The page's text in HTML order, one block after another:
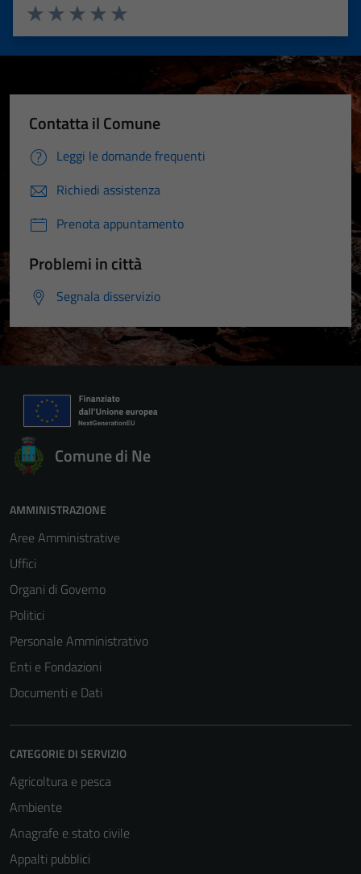
Valuta 5 stelle su 5
Valuta 4 stelle su 5
Valuta 3 stelle su 5
Valuta 2 stelle su 5
Valuta 1 stelle su 5
Contatta il Comune
Leggi le domande frequenti
Richiedi assistenza
Prenota appuntamento
Problemi in città
Segnala disservizio
Comune di Ne
AMMINISTRAZIONE
Aree Amministrative
Uffici
Organi di Governo
Politici
Personale Amministrativo
Enti e Fondazioni
Documenti e Dati
CATEGORIE DI SERVIZIO
Agricoltura e pesca
Ambiente
Anagrafe e stato civile
Appalti pubblici